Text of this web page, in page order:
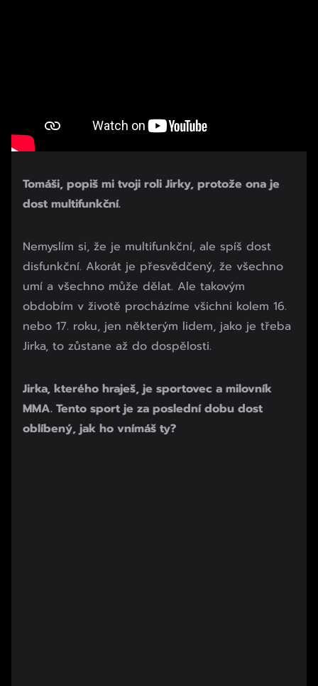
Tomáši, popiš mi tvoji roli Jirky, protože ona je
dost multifunkční.
Nemyslím si, že je multifunkční, ale spíš dost
disfunkční. Akorát je přesvědčený, že všechno
umí a všechno může dělat. Ale takovým
obdobím v životě procházíme všichni kolem 16.
nebo 17. roku, jen některým lidem, jako je třeba
Jirka, to zůstane až do dospělosti.
Začátek reklamy
Konec reklamy
Jirka, kterého hraješ, je sportovec a milovník
MMA. Tento sport je za poslední dobu dost
oblíbený, jak ho vnímáš ty?